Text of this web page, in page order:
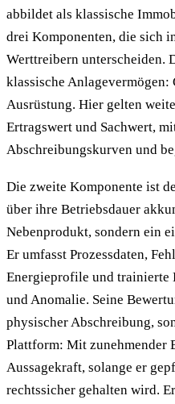
abbildet als klassische
drei Komponenten, die sich
Werttreibern unterscheiden.
klassische Anlagevermögen:
Ausrüstung. Hier gelten
Ertragswert und Sachwert,
Abschreibungskurven und
Die zweite Komponente ist
über ihre Betriebsdauer
Nebenprodukt, sondern ein
Er umfasst Prozessdaten,
Energieprofile und
und Anomalie. Seine
physischer Abschreibung,
Plattform: Mit zunehmender
Aussagekraft, solange er
rechtssicher gehalten wird.